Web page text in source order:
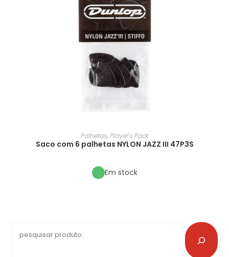
Palhetas, Player's Pack
Saco com 6 palhetas NYLON JAZZ III 47P3S
Em stock